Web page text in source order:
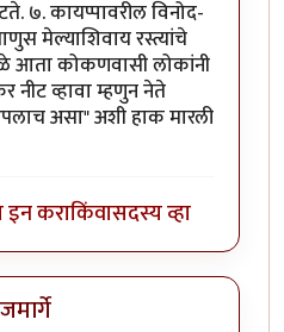
७. कायप्पावरील विनोद-
मेल्याशिवाय रस्त्यांचे
आता कोकणवासी लोकांनी
नीट व्हावा म्हणुन नेते
असा" अशी हाक मारली
इन कराकिंवासदस्य व्हा